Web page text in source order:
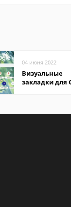
04 июня 2022
Визуальные
закладки для